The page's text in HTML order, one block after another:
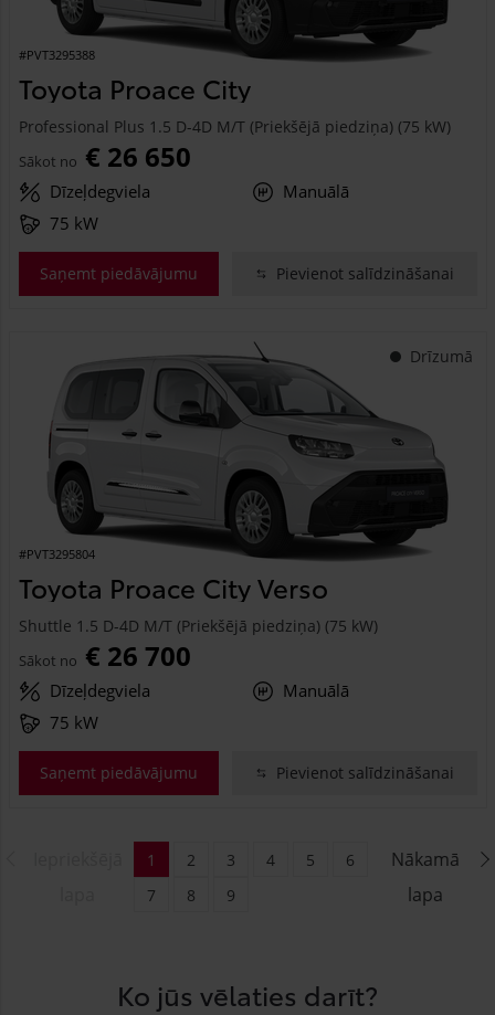
#PVT3295388
Toyota Proace City
Professional Plus 1.5 D-4D M/T (Priekšējā piedziņa) (75 kW)
Sākot no € 26 650
Dīzeļdegviela
Manuālā
75 kW
Saņemt piedāvājumu Pievienot salīdzināšanai
Drīzumā
#PVT3295804
Toyota Proace City Verso
Shuttle 1.5 D-4D M/T (Priekšējā piedziņa) (75 kW)
Sākot no € 26 700
Dīzeļdegviela
Manuālā
75 kW
Saņemt piedāvājumu Pievienot salīdzināšanai
Nākamā
lapa
1 2 3 4 5
6
7
8 9
Ko jūs vēlaties darīt?